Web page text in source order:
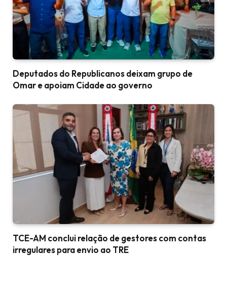
Deputados do Republicanos deixam grupo de
Omar e apoiam Cidade ao governo
TCE-AM conclui relação de gestores com contas
irregulares para envio ao TRE